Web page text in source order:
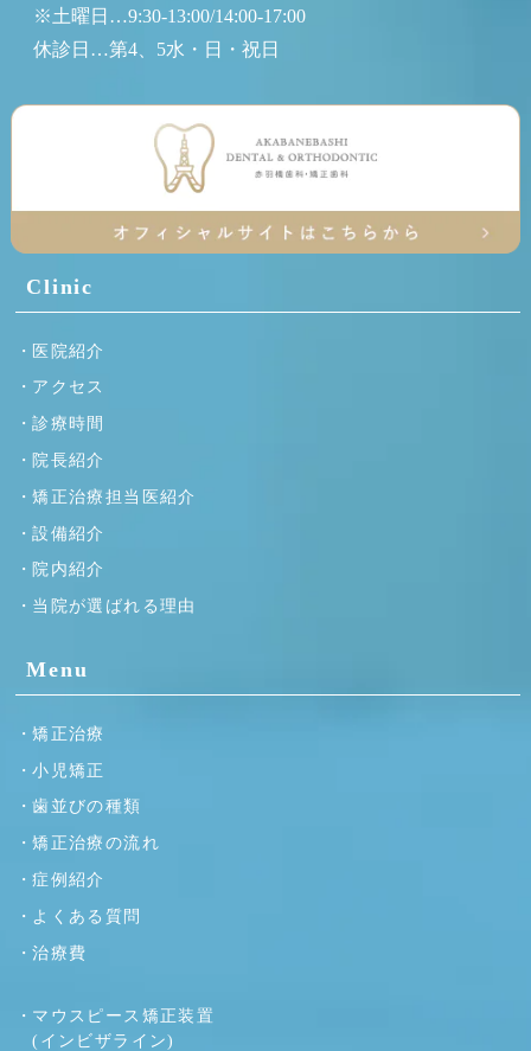
※土曜日…9:30-13:00/14:00-17:00
休診日…第4、5水・日・祝日
Clinic
医院紹介
アクセス
診療時間
院長紹介
矯正治療担当医紹介
設備紹介
院内紹介
当院が選ばれる理由
Menu
矯正治療
小児矯正
歯並びの種類
矯正治療の流れ
症例紹介
よくある質問
治療費
マウスピース矯正装置
(インビザライン)